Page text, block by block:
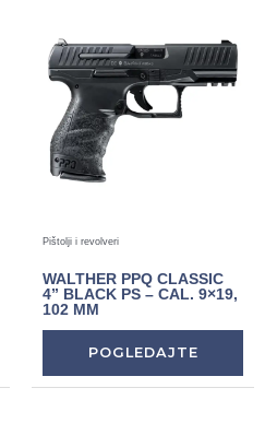
Pištolji i revolveri
WALTHER PPQ CLASSIC
4” BLACK PS – CAL. 9×19,
102 MM
POGLEDAJTE